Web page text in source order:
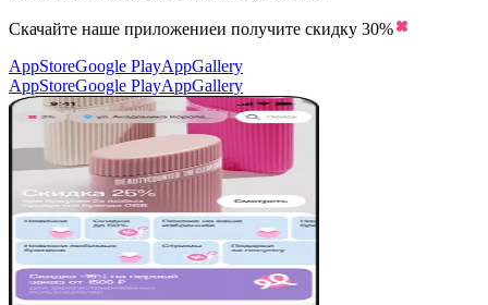
Скачайте наше приложениеи получите скидку 30%
AppStoreGoogle PlayAppGallery
AppStoreGoogle PlayAppGallery